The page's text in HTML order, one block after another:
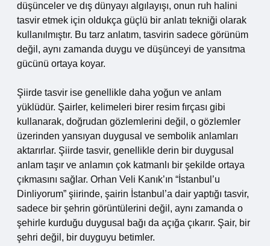
düşünceler ve dış dünyayı algılayışı, onun ruh halini
tasvir etmek için oldukça güçlü bir anlatı tekniği olarak
kullanılmıştır. Bu tarz anlatım, tasvirin sadece görünüm
değil, aynı zamanda duygu ve düşünceyi de yansıtma
gücünü ortaya koyar.
Şiirde tasvir ise genellikle daha yoğun ve anlam
yüklüdür. Şairler, kelimeleri birer resim fırçası gibi
kullanarak, doğrudan gözlemlerini değil, o gözlemler
üzerinden yansıyan duygusal ve sembolik anlamları
aktarırlar. Şiirde tasvir, genellikle derin bir duygusal
anlam taşır ve anlamın çok katmanlı bir şekilde ortaya
çıkmasını sağlar. Orhan Veli Kanık’ın “İstanbul’u
Dinliyorum” şiirinde, şairin İstanbul’a dair yaptığı tasvir,
sadece bir şehrin görüntülerini değil, aynı zamanda o
şehirle kurduğu duygusal bağı da açığa çıkarır. Şair, bir
şehri değil, bir duyguyu betimler.